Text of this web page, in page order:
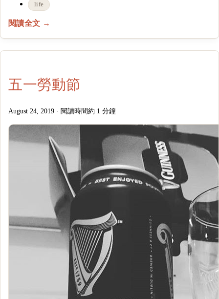
life
閱讀全文 →
五一勞動節
August 24, 2019 · 閱讀時間約 1 分鐘